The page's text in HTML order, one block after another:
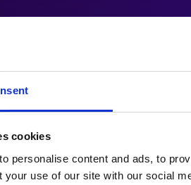
cookies
personalise content and ads, to
your use of our site with our social